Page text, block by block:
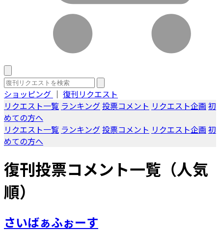
ショッピング ｜ 復刊リクエスト
リクエスト一覧 ランキング投票コメント リクエスト企画 初
めての方へ
リクエスト一覧 ランキング投票コメント リクエスト企画 初
めての方へ
復刊投票コメント一覧（人気
順）
さいばぁふぉーす